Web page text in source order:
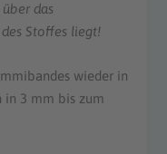
das
Stoffes liegt!
wieder in
in 3 mm bis zum